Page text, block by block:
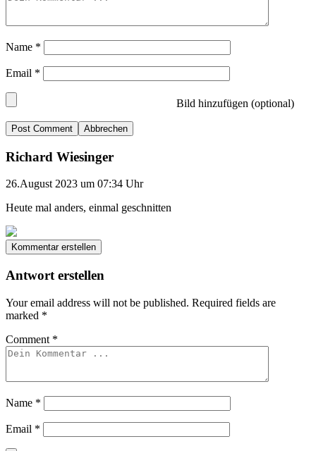
Name *
Email *
Bild hinzufügen (optional)
Abbrechen
Richard Wiesinger
26.August 2023 um 07:34 Uhr
Heute mal anders, einmal geschnitten
Kommentar erstellen
Antwort erstellen
Your email address will not be published. Required fields are
marked *
Comment *
Name *
Email *